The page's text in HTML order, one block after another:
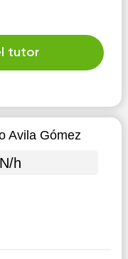
de sí. Alguien
tutor
Avila Gómez
h